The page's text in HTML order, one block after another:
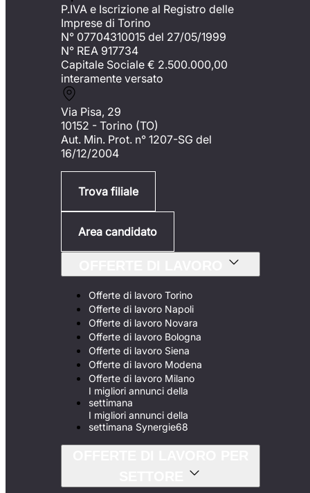
P.IVA e Iscrizione al Registro delle
Imprese di Torino
N° 07704310015 del 27/05/1999
N° REA 917734
Capitale Sociale € 2.500.000,00
interamente versato
Via Pisa, 29
10152 - Torino (TO)
Aut. Min. Prot. n° 1207-SG del
16/12/2004
Trova filiale
Area candidato
Offerte di lavoro Torino
Offerte di lavoro Napoli
Offerte di lavoro Novara
Offerte di lavoro Bologna
Offerte di lavoro Siena
Offerte di lavoro Modena
Offerte di lavoro Milano
I migliori annunci della
settimana
I migliori annunci della
settimana Synergie68